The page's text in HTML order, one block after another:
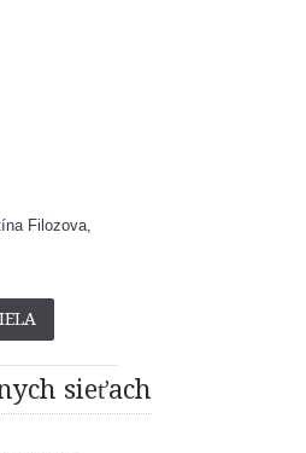
Filozova,
sieťach